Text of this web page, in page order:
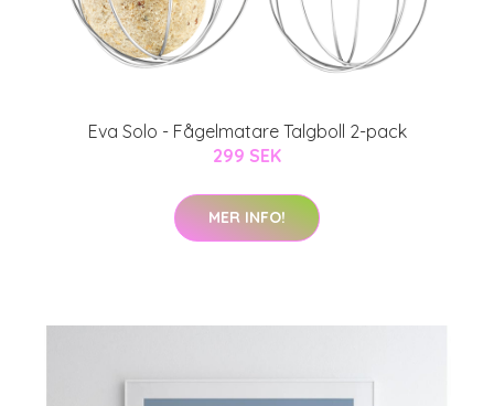
Eva Solo - Fågelmatare Talgboll 2-pack
299 SEK
MER INFO!